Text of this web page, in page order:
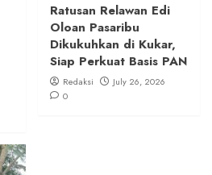
Ratusan Relawan Edi
Oloan Pasaribu
Dikukuhkan di Kukar,
Siap Perkuat Basis PAN
Redaksi
July 26, 2026
0